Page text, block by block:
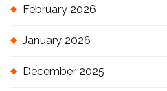
February 2026
January 2026
December 2025